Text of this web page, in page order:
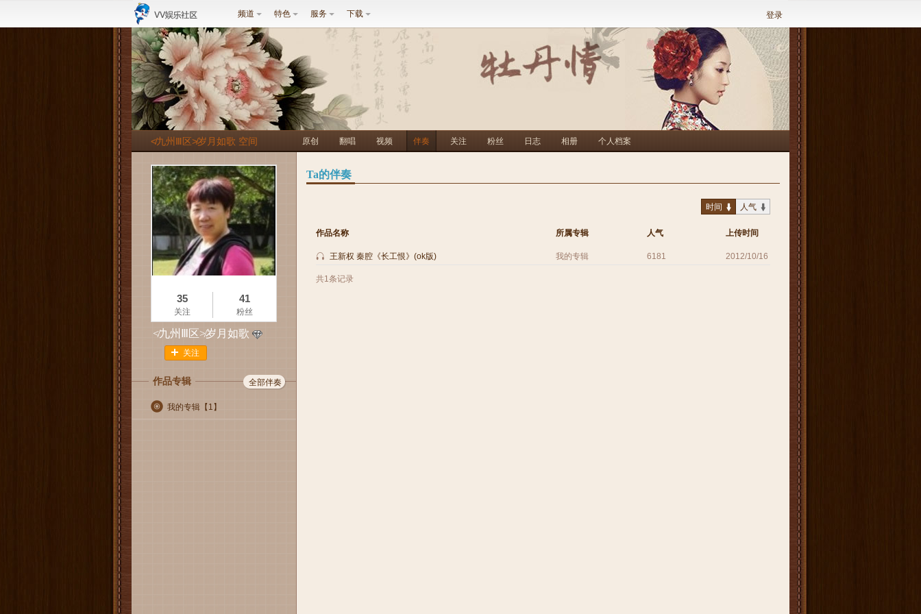
频道 特色 服务 下载 登录
≮九州Ⅲ区≯岁月如歌 空间 原创 翻唱 视频 伴奏 关注 粉丝 日志 相册 个人档案
35
关注
41
粉丝
≮九州Ⅲ区≯岁月如歌
关注
作品专辑 全部伴奏
我的专辑【 1 】
Ta的伴奏
时间 人气
作品名称 所属专辑 人气 上传时间
王新权 秦腔《长工恨》(ok版) 我的专辑 6181 2012/10/16
共1条记录